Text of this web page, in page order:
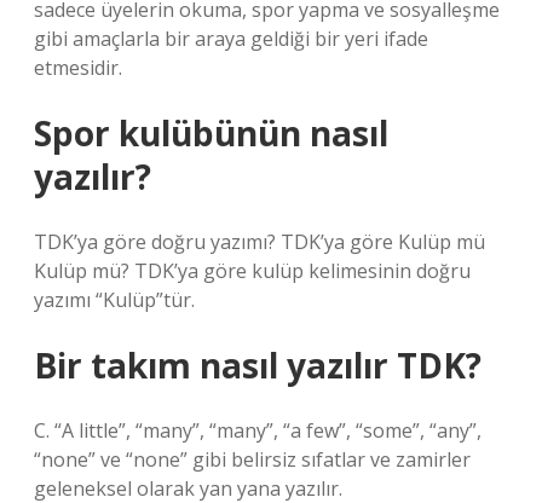
sadece üyelerin okuma, spor yapma ve sosyalleşme
gibi amaçlarla bir araya geldiği bir yeri ifade
etmesidir.
Spor kulübünün nasıl
yazılır?
TDK’ya göre doğru yazımı? TDK’ya göre Kulüp mü
Kulüp mü? TDK’ya göre kulüp kelimesinin doğru
yazımı “Kulüp”tür.
Bir takım nasıl yazılır TDK?
C. “A little”, “many”, “many”, “a few”, “some”, “any”,
“none” ve “none” gibi belirsiz sıfatlar ve zamirler
geleneksel olarak yan yana yazılır.